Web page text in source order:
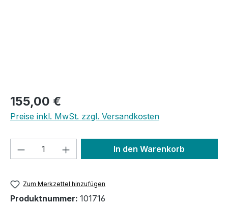
Regulärer Preis:
155,00 €
Preise inkl. MwSt. zzgl. Versandkosten
Produkt Anzahl: Gib denIn den Warenkorb
Zum Merkzettel hinzufügen
Produktnummer: 101716